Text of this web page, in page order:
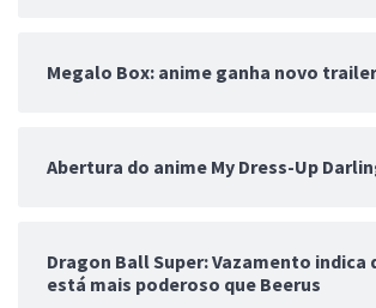
Megalo Box: anime ganha novo
Abertura do anime My Dress-Up
Dragon Ball Super: Vazamento indica
está mais poderoso que Beerus